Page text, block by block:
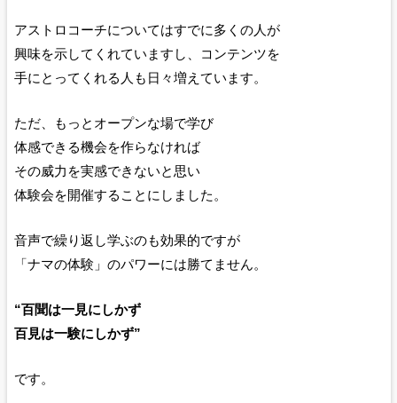
アストロコーチについてはすでに多くの人が
興味を示してくれていますし、コンテンツを
手にとってくれる人も日々増えています。
ただ、もっとオープンな場で学び
体感できる機会を作らなければ
その威力を実感できないと思い
体験会を開催することにしました。
音声で繰り返し学ぶのも効果的ですが
「ナマの体験」のパワーには勝てません。
“百聞は一見にしかず
百見は一験にしかず”
です。